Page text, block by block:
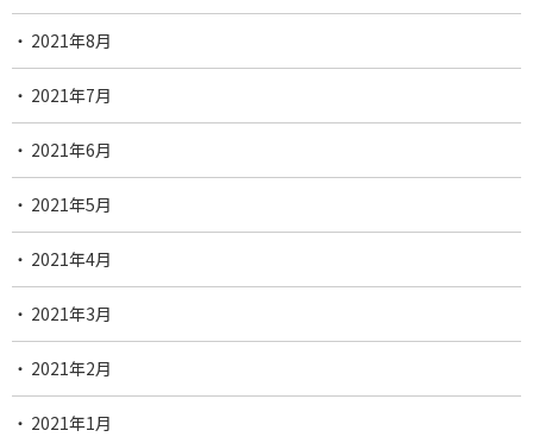
2021年8月
2021年7月
2021年6月
2021年5月
2021年4月
2021年3月
2021年2月
2021年1月